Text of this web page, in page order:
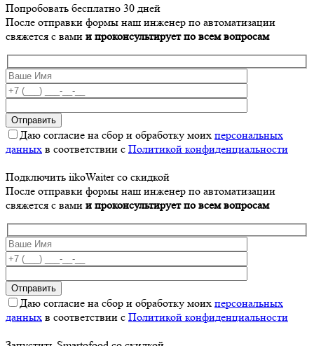
Попробовать бесплатно 30 дней
После отправки формы наш инженер по автоматизации
свяжется с вами и проконсультирует по всем вопросам
Даю согласие на сбор и обработку моих персональных
данных в соответствии с Политикой конфиденциальности
Подключить iikoWaiter со скидкой
После отправки формы наш инженер по автоматизации
свяжется с вами и проконсультирует по всем вопросам
Даю согласие на сбор и обработку моих персональных
данных в соответствии с Политикой конфиденциальности